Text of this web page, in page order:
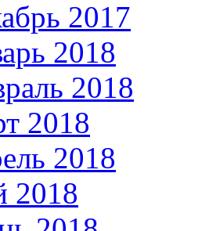
2017
2018
2018
2018
2018
2018